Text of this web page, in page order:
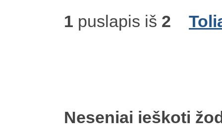
1 puslapis iš 2
Neseniai ieškoti